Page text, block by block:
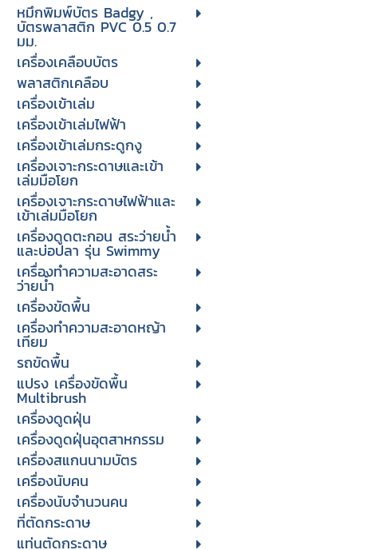
หมึกพิมพ์บัตร Badgy ,
บัตรพลาสติก PVC 0.5 0.7
มม.
เครื่องเคลือบบัตร
พลาสติกเคลือบ
เครื่องเข้าเล่ม
เครื่องเข้าเล่มไฟฟ้า
เครื่องเข้าเล่มกระดูกงู
เครื่องเจาะกระดาษและเข้า
เล่มมือโยก
เครื่องเจาะกระดาษไฟฟ้าและ
เข้าเล่มมือโยก
เครื่องดูดตะกอน สระว่ายน้ำ
และบ่อปลา รุ่น Swimmy
เครื่องทำความสะอาดสระ
ว่ายน้ำ
เครื่องขัดพื้น
เครื่องทำความสะอาดหญ้า
เทียม
รถขัดพื้น
แปรง เครื่องขัดพื้น
Multibrush
เครื่องดูดฝุ่น
เครื่องดูดฝุ่นอุตสาหกรรม
เครื่องสแกนนามบัตร
เครื่องนับคน
เครื่องนับจํานวนคน
ที่ตัดกระดาษ
แท่นตัดกระดาษ